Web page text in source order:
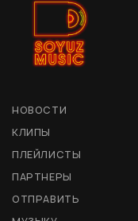
НОВОСТИ
КЛИПЫ
ПЛЕЙЛИСТЫ
ПАРТНЕРЫ
ОТПРАВИТЬ